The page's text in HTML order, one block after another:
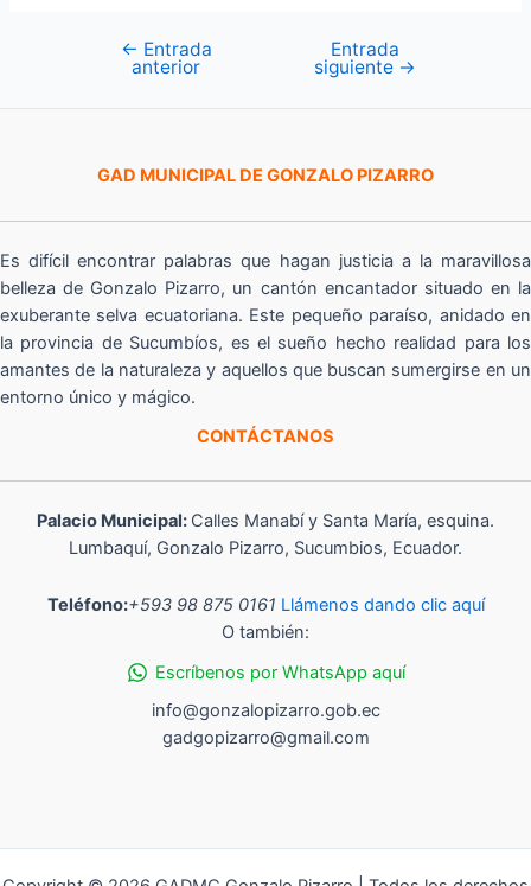
Navegación
← Entrada
anterior
Entrada
siguiente →
GAD MUNICIPAL DE GONZALO PIZARRO
Es difícil encontrar palabras que hagan justicia a la maravillosa
belleza de Gonzalo Pizarro, un cantón encantador situado en la
exuberante selva ecuatoriana. Este pequeño paraíso, anidado en
la provincia de Sucumbíos, es el sueño hecho realidad para los
amantes de la naturaleza y aquellos que buscan sumergirse en un
entorno único y mágico.
CONTÁCTANOS
Palacio Municipal: Calles Manabí y Santa María, esquina.
Lumbaquí, Gonzalo Pizarro, Sucumbios, Ecuador.
Teléfono:+593 98 875 0161 Llámenos dando clic aquí
O también:
Escríbenos por WhatsApp aquí
info@gonzalopizarro.gob.ec
gadgopizarro@gmail.com